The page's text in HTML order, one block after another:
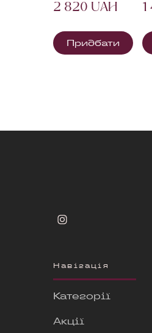
2 820 UAH
Придбати
1
Навігація
Категорії
Акції